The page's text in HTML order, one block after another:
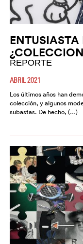
ENTUSIASTA
REPORTE
ABRIL 2021
Los últimos años han
colección, y algunos
subastas. De hecho, (…)